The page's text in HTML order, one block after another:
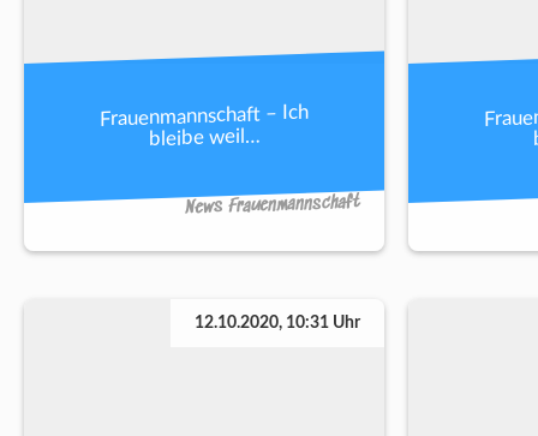
Frauenmannschaft – Ich
bleibe weil…
News Frauenmannschaft
12.10.2020, 10:31 Uhr